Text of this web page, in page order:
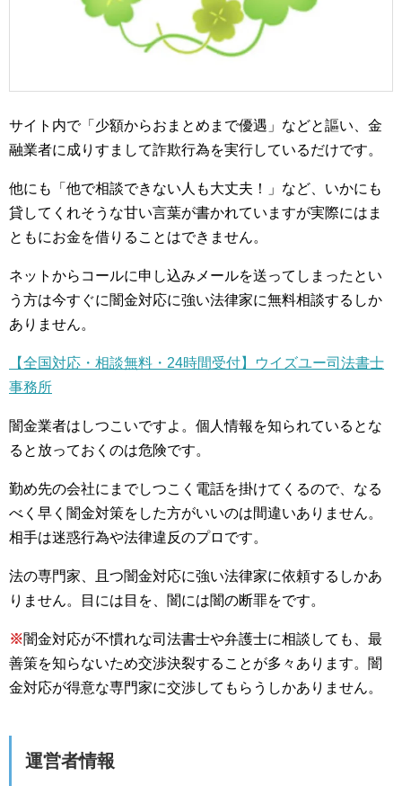
サイト内で「少額からおまとめまで優遇」などと謳い、金
融業者に成りすまして詐欺行為を実行しているだけです。
他にも「他で相談できない人も大丈夫！」など、いかにも
貸してくれそうな甘い言葉が書かれていますが実際にはま
ともにお金を借りることはできません。
ネットからコールに申し込みメールを送ってしまったとい
う方は今すぐに闇金対応に強い法律家に無料相談するしか
ありません。
【全国対応・相談無料・24時間受付】ウイズユー司法書士
事務所
闇金業者はしつこいですよ。個人情報を知られているとな
ると放っておくのは危険です。
勤め先の会社にまでしつこく電話を掛けてくるので、なる
べく早く闇金対策をした方がいいのは間違いありません。
相手は迷惑行為や法律違反のプロです。
法の専門家、且つ闇金対応に強い法律家に依頼するしかあ
りません。目には目を、闇には闇の断罪をです。
※闇金対応が不慣れな司法書士や弁護士に相談しても、最
善策を知らないため交渉決裂することが多々あります。闇
金対応が得意な専門家に交渉してもらうしかありません。
運営者情報